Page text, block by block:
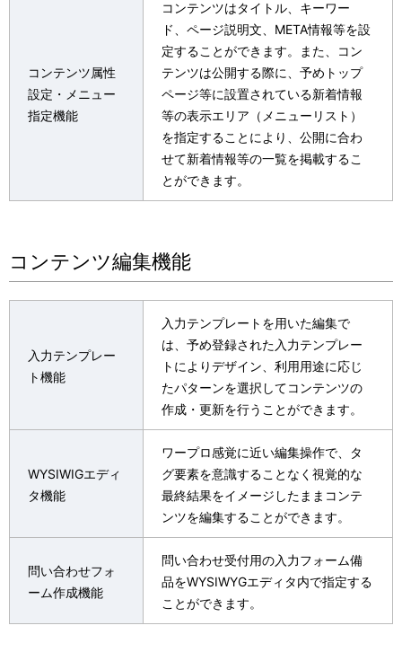
コンテンツ属性
設定・メニュー
指定機能
コンテンツはタイトル、キーワー
ド、ページ説明文、META情報等を設
定することができます。また、コン
テンツは公開する際に、予めトップ
ページ等に設置されている新着情報
等の表示エリア（メニューリスト）
を指定することにより、公開に合わ
せて新着情報等の一覧を掲載するこ
とができます。
コンテンツ編集機能
入力テンプレー
ト機能
入力テンプレートを用いた編集で
は、予め登録された入力テンプレー
トによりデザイン、利用用途に応じ
たパターンを選択してコンテンツの
作成・更新を行うことができます。
WYSIWIGエディ
タ機能
ワープロ感覚に近い編集操作で、タ
グ要素を意識することなく視覚的な
最終結果をイメージしたままコンテ
ンツを編集することができます。
問い合わせフォ
ーム作成機能
問い合わせ受付用の入力フォーム備
品をWYSIWYGエディタ内で指定する
ことができます。